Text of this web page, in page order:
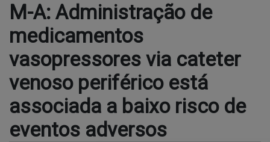
M-A: Administração de
medicamentos
vasopressores via cateter
venoso periférico está
associada a baixo risco de
eventos adversos